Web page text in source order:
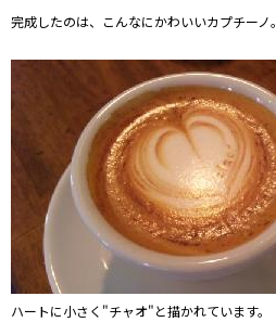
完成したのは、こんなにかわいいカプチーノ。
ハートに小さく"チャオ"と描かれています。